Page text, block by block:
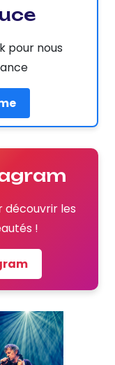
pour nous
découvrir les
!